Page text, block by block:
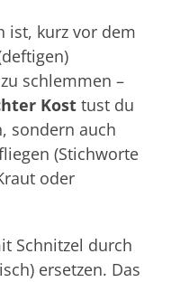
ist, kurz vor dem
schlemmen –
Kost tust du
sondern auch
(Stichworte
oder
Schnitzel durch
ersetzen. Das